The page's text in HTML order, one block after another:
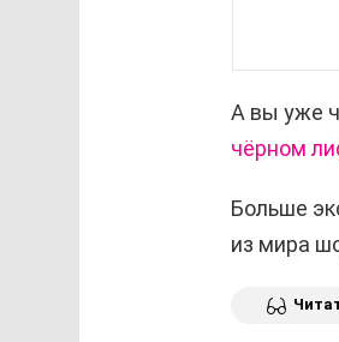
А вы уже
чёрном
Больше
из мира